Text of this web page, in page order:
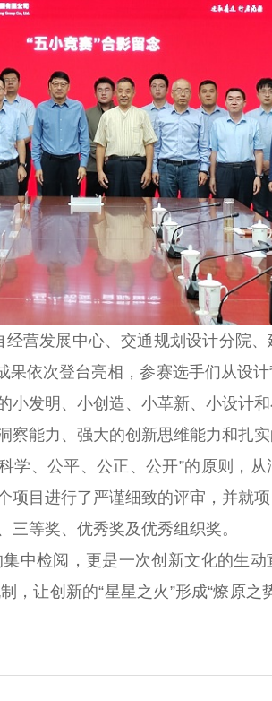
营发展中心、交通规划设计分院
依次登台亮相，参赛选手们从设计
小发明、小创造、小革新、小设计
能力、强大的创新思维能力和扎实
学、公平、公正、公开”的原则，
项目进行了严谨细致的评审，并就
等奖、优秀奖及优秀组织奖。
中检阅，更是一次创新文化的生
让创新的“星星之火”形成“燎原之